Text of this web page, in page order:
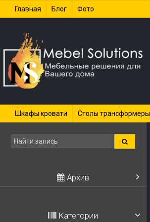
Главная Блог Фото
Шкафы кровати Столы трансформеры
Архив
Категории